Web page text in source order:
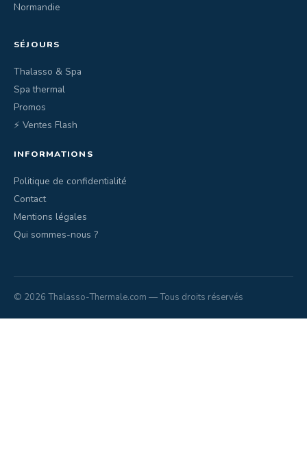
Normandie
SÉJOURS
Thalasso & Spa
Spa thermal
Promos
⚡ Ventes Flash
INFORMATIONS
Politique de confidentialité
Contact
Mentions légales
Qui sommes-nous ?
© 2026 Thalasso-Thermale.com — Tous droits réservés